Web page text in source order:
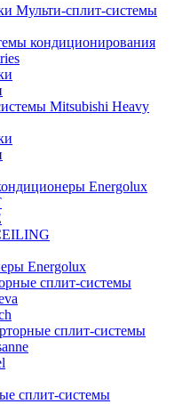
Мульти-сплит-системы
кондиционирования
Mitsubishi Heavy
Energolux
Energolux
сплит-системы
сплит-системы
сплит-системы